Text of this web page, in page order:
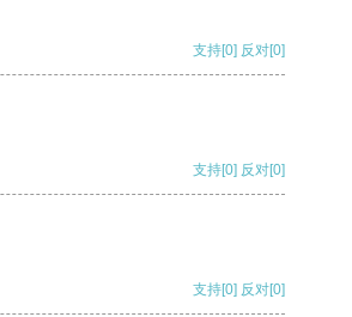
支持[0] 反对[0]
支持[0] 反对[0]
支持[0] 反对[0]